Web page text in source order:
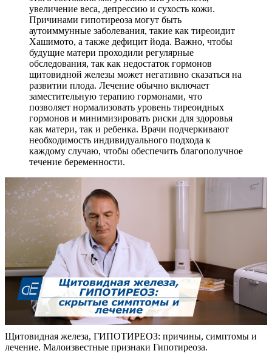
увеличение веса, депрессию и сухость кожи.
Причинами гипотиреоза могут быть
аутоиммунные заболевания, такие как тиреоидит
Хашимото, а также дефицит йода. Важно, чтобы
будущие матери проходили регулярные
обследования, так как недостаток гормонов
щитовидной железы может негативно сказаться на
развитии плода. Лечение обычно включает
заместительную терапию гормонами, что
позволяет нормализовать уровень тиреоидных
гормонов и минимизировать риски для здоровья
как матери, так и ребенка. Врачи подчеркивают
необходимость индивидуального подхода к
каждому случаю, чтобы обеспечить благополучное
течение беременности.
Щитовидная железа, ГИПОТИРЕОЗ: причины, симптомы и
лечение. Малоизвестные признаки Гипотиреоза.